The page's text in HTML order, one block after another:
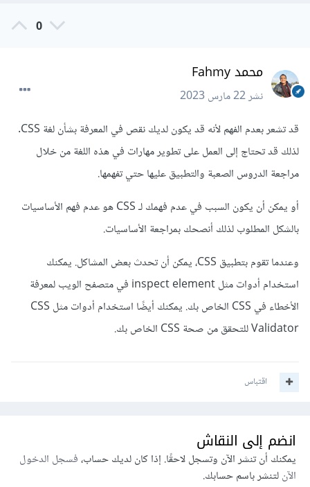
0
محمد Fahmy
نشر22 مارس 2023
قد تشعر بعدم الفهم لأنه قد يكون لديك نقص في المعرفة بشأن لغة CSS.
لذلك قد تحتاج إلى العمل على تطوير مهارات في هذه اللغة من خلال
مراجعة الدروس الصعبة والتطبيق عليها حتي تفهمها.
أو يمكن أن يكون السبب في عدم فهمك لـ CSS هو عدم فهم الأساسيات
بالشكل المطلوب لذلك أنصحك بمراجعة الأساسيات.
وعندما تقوم بتطبيق CSS، يمكن أن تحدث بعض المشاكل. يمكنك
استخدام أدوات مثل inspect element في متصفح الويب لمعرفة
الأخطاء في CSS الخاص بك. يمكنك أيضًا استخدام أدوات مثل CSS
Validator للتحقق من صحة CSS الخاص بك.
اقتباس
انضم إلى النقاش
يمكنك أن تنشر الآن وتسجل لاحقًا. إذا كان لديك حساب،فسجل الدخول
الآنلتنشر باسم حسابك.